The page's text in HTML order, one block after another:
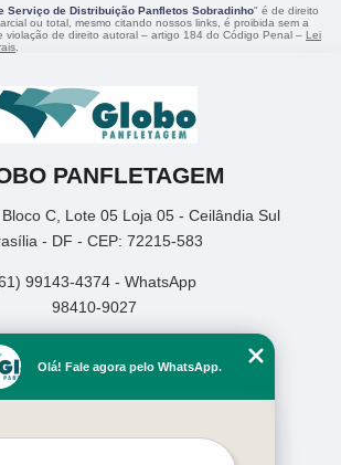
Serviço de Distribuição Panfletos Sobradinho" é de direito
ou total, mesmo citando nossos links, é proibida sem a
violação de direito autoral – artigo 184 do Código Penal – Lei
.
PANFLETAGEM
C, Lote 05 Loja 05 - Ceilândia Sul
- DF - CEP: 72215-583
99143-4374 - WhatsApp
98410-9027
Empresa
Missão
Olá! Fale agora pelo WhatsApp.